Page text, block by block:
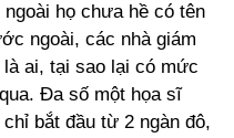
họ chưa hề có tên
ngoài, các nhà giám
ai, tại sao lại có mức
Đa số một họa sĩ
bắt đầu từ 2 ngàn đô,